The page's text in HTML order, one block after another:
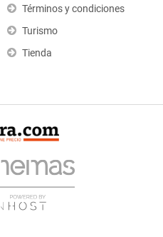
Términos y condiciones
Turismo
Tienda